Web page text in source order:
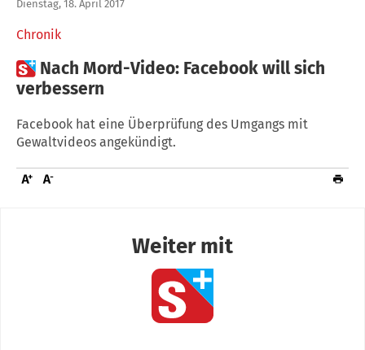
Chronik
Dienstag, 18. April 2017
 Nach Mord-Video: Facebook will sich
verbessern
Facebook hat eine Überprüfung des Umgangs mit
Gewaltvideos angekündigt.